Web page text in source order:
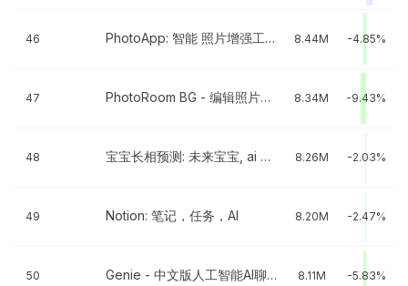
46 PhotoApp: 智能 照片增强工具 8.44M -4.85%
47 PhotoRoom BG - 编辑照片和背景 8.34M -9.43%
48 宝宝长相预测: 未来宝宝, ai 宝宝, predictor 8.26M -2.03%
49 Notion: 笔记，任务，AI 8.20M -2.47%
50 Genie - 中文版人工智能AI聊天写作机器人 8.11M -5.83%